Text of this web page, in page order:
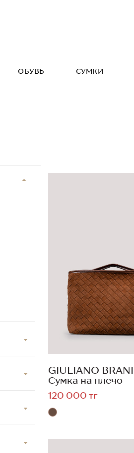
ОБУВЬ СУМКИ
GIULIANO BRANI
Сумка на плечо
120 000 тг